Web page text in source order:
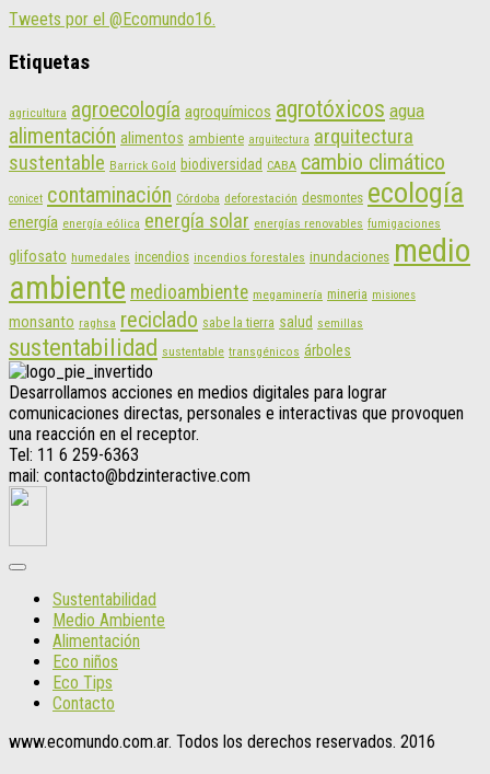
Tweets por el @Ecomundo16.
Etiquetas
agricultura agroecología agroquímicos agrotóxicos agua
alimentación alimentos ambiente arquitectura arquitectura
sustentable Barrick Gold biodiversidad CABA cambio climático
conicet contaminación Córdoba deforestación desmontes ecología
energía energía eólica energía solar energías renovables fumigaciones
glifosato humedales incendios incendios forestales inundaciones medio
ambiente medioambiente megaminería mineria misiones
monsanto raghsa reciclado sabe la tierra salud semillas
sustentabilidad sustentable transgénicos árboles
Desarrollamos acciones en medios digitales para lograr
comunicaciones directas, personales e interactivas que provoquen
una reacción en el receptor.
Tel: 11 6 259-6363
mail: contacto@bdzinteractive.com
Sustentabilidad
Medio Ambiente
Alimentación
Eco niños
Eco Tips
Contacto
www.ecomundo.com.ar. Todos los derechos reservados. 2016